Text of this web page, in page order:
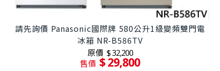
請先詢價 Panasonic國際牌 580公升1級變頻雙門電
冰箱 NR-B586TV
原價 $ 32,200
售價 $ 29,800